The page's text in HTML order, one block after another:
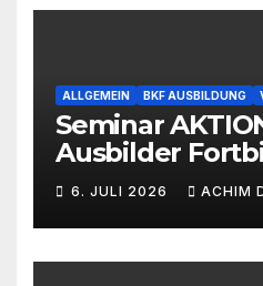
ALLGEMEIN BKF AUSBILDUNG
Seminar
Ausbilder
ab 399€!!!
6. JULI 2026 ACHIM